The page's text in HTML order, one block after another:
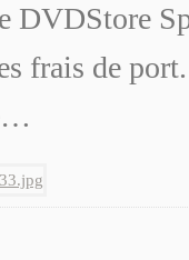
DVDStore
frais de